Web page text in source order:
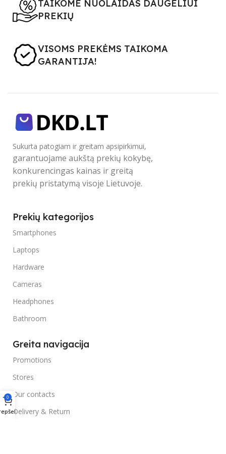
TAIKOME NUOLAIDAS DAUGELIUI
PREKIŲ
VISOMS PREKĖMS TAIKOMA
GARANTIJA!
Sukurta patogiam ir greitam apsipirkimui,
garantuojame aukštą prekių kokybę,
konkurencingas kainas ir greitą
prekių pristatymą visoje Lietuvoje.
Prekių kategorijos
Smartphones
Laptops
Hardware
Cameras
Headphones
Bathroom
Greita navigacija
Promotions
Stores
Our contacts
Delivery & Return
0